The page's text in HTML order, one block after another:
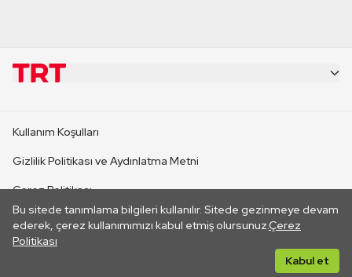
Bu sitede tanımlama bilgileri kullanılır. Sitede gezinmeye devam
ederek, çerez kullanımımızı kabul etmiş olursunuz.Çerez
Politikası
Kabul et
CANLI YAYINLAR
Kullanım Koşulları
Gizlilik Politikası ve Aydınlatma Metni
Çerez Politikası
İletişim
Her hakkı saklıdır. ©2026 TRT. Bağlantı yoluyla gidilen dış